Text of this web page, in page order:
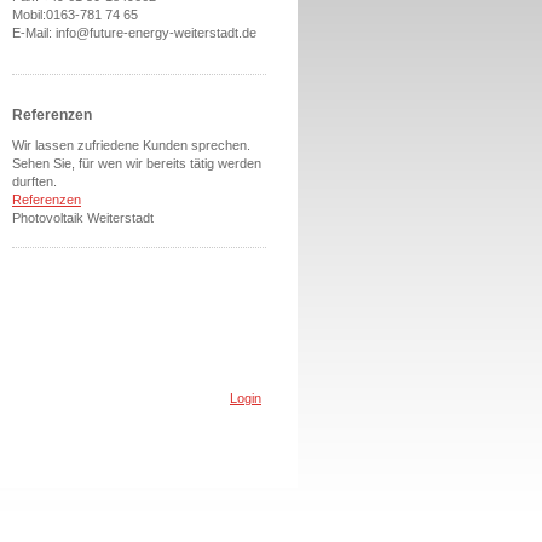
Mobil:0163-781 74 65
E-Mail: info@future-energy-weiterstadt.de
Referenzen
Wir lassen zufriedene Kunden sprechen.
Sehen Sie, für wen wir bereits tätig werden
durften.
Referenzen
Photovoltaik Weiterstadt
Login